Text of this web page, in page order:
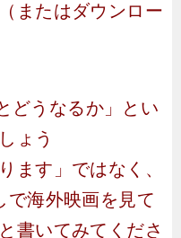
またはダウンロー
どうなるか」とい
ょう
ます」ではなく、
で海外映画を見て
書いてみてくださ